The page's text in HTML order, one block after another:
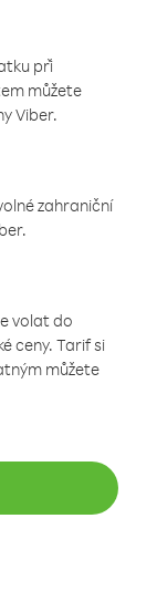
při
můžete
Viber.
zahraniční
volat do
ceny. Tarif si
můžete